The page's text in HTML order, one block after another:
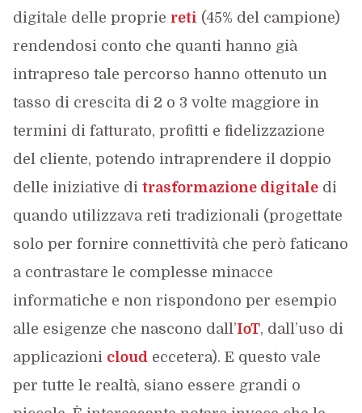
digitale delle proprie reti (45% del campione)
rendendosi conto che quanti hanno già
intrapreso tale percorso hanno ottenuto un
tasso di crescita di 2 o 3 volte maggiore in
termini di fatturato, profitti e fidelizzazione
del cliente, potendo intraprendere il doppio
delle iniziative di trasformazione digitaledi
quando utilizzava reti tradizionali (progettate
solo per fornire connettività che però faticano
a contrastare le complesse minacce
informatiche e non rispondono per esempio
alle esigenze che nascono dall’IoT, dall’uso di
applicazioni cloudeccetera). E questo vale
per tutte le realtà, siano essere grandi o